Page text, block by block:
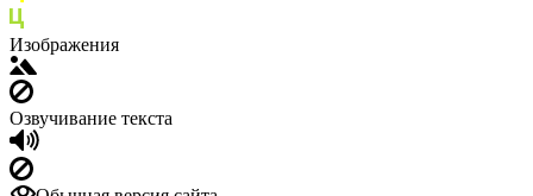
Изображения
Озвучивание текста